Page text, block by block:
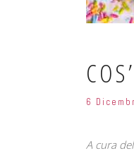
6
A cura